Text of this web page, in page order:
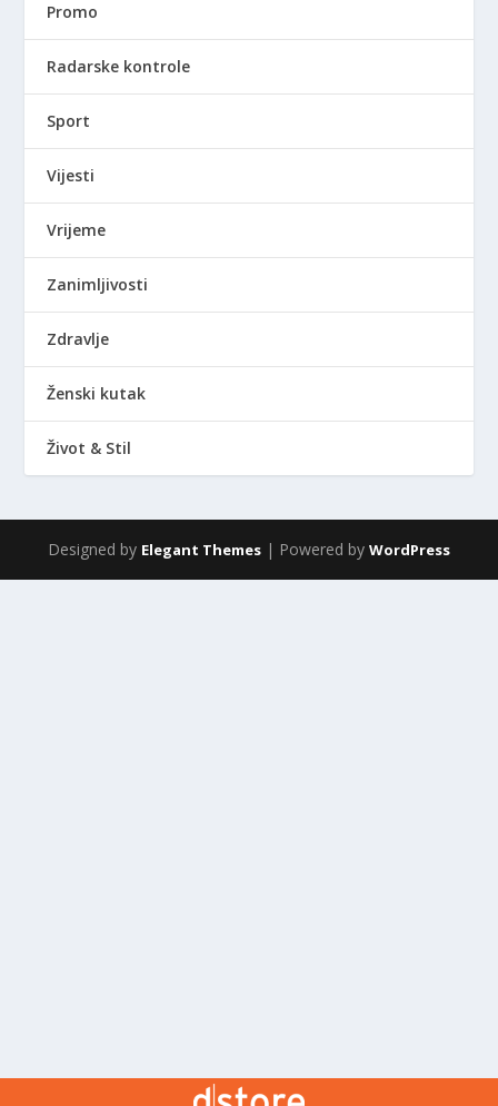
Promo
Radarske kontrole
Sport
Vijesti
Vrijeme
Zanimljivosti
Zdravlje
Ženski kutak
Život & Stil
Designed by Elegant Themes | Powered by WordPress